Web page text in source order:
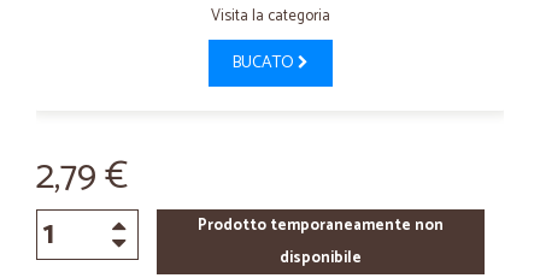
Visita la categoria
BUCATO
2,79 €
Prodotto temporaneamente non
disponibile